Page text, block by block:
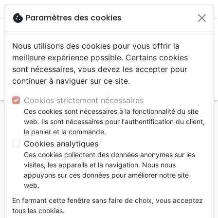
menu
Accueil Livres
Evangelisation
Mission 2 CV - 2 religieuses et 2 journalistes
annoncent l'évangile sur la route
Mission 2 CV
2 religieuses et 2 journalistes annoncent
l'évangile sur la route de Saint-Tropez
PRUVOT SAMUEL LEROUX THEOPHAN
cookie Paramètres des cookies
Nous utilisons des cookies pour vous offrir la
meilleure expérience possible. Certains cookies
sont nécessaires, vous devez les accepter pour
continuer à naviguer sur ce site.
Cookies strictement nécessaires
Ces cookies sont nécessaires à la fonctionnalité du site
web. Ils sont nécessaires pour l'authentification du client,
le panier et la commande.
Cookies analytiques
Ces cookies collectent des données anonymes sur les
visites, les appareils et la navigation. Nous nous
appuyons sur ces données pour améliorer notre site
web.
En fermant cette fenêtre sans faire de choix, vous acceptez
tous les cookies.